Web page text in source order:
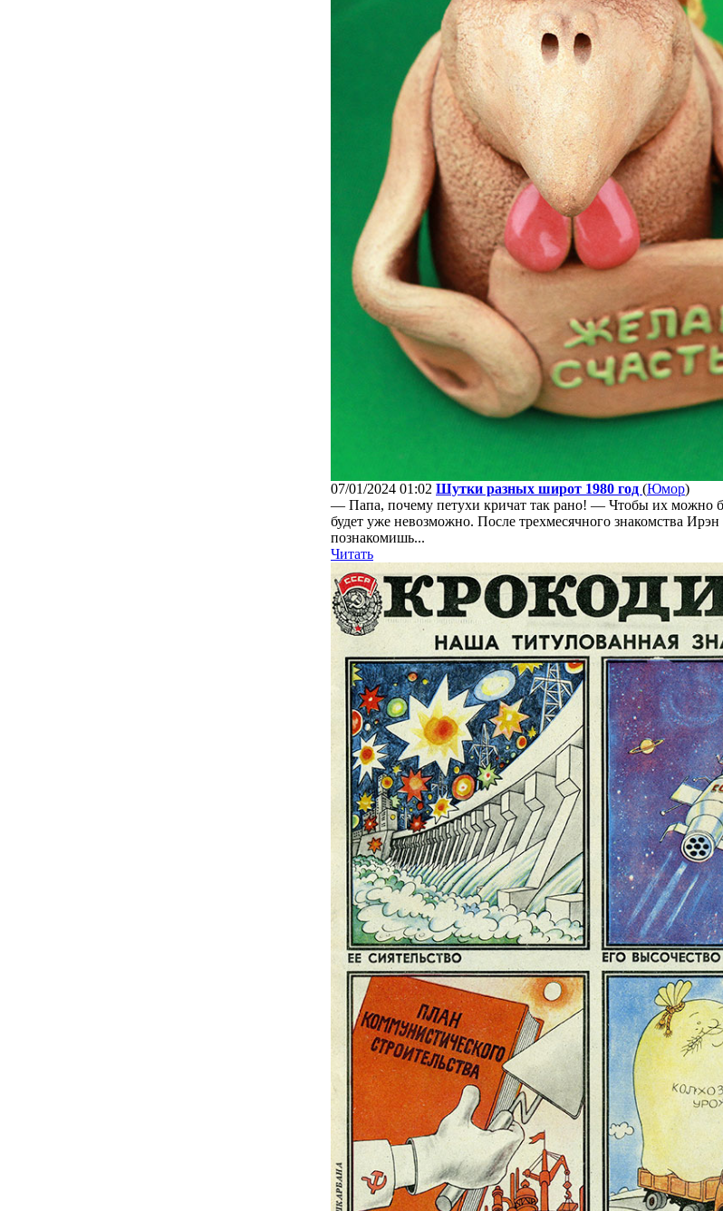
07/01/2024 01:02 Шутки разных широт 1980 год (Юмор)
— Папа, почему петухи кричат так рано! — Чтобы их можно
будет уже невозможно. После трехмесячного знакомства
познакомишь...
Читать